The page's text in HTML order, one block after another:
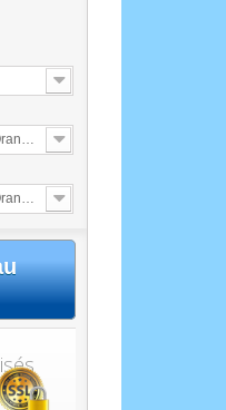
Fluo (incluse)
Fluo (incluse)